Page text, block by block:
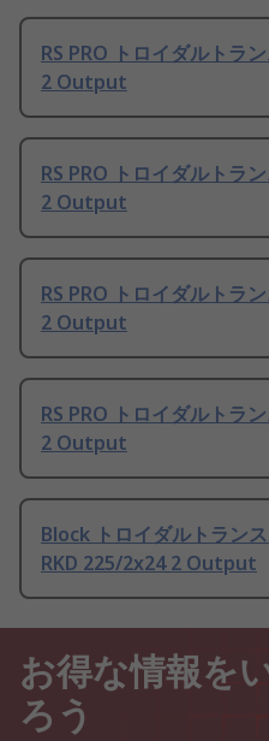
RS PRO トロイダルトラ
2 Output
RS PRO トロイダルトラ
2 Output
RS PRO トロイダルトラ
2 Output
RS PRO トロイダルトラ
2 Output
Block トロイダルトラン
RKD 225/2x24 2 Output
お得な情報を
ろう